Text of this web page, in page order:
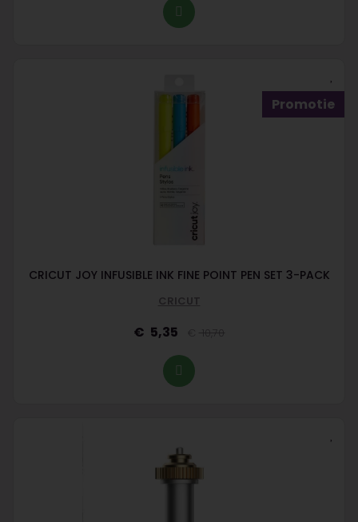
Promotie
CRICUT JOY INFUSIBLE INK FINE POINT PEN SET 3-PACK
CRICUT
5,35 10,70